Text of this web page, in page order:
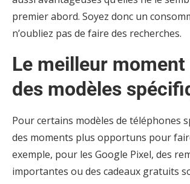
premier abord. Soyez donc un
n’oubliez pas de faire des recherches.
Le meilleur
des modèles
Pour certains modèles de téléphones
des moments plus opportuns pour
exemple, pour les Google Pixel, des
importantes ou des cadeaux gratuits